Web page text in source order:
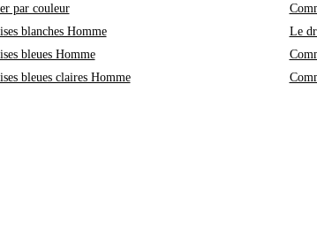
par couleur
blanches Homme
bleues Homme
bleues claires Homme
Le